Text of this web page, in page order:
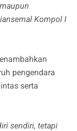
Kompol I
pengendara
serta
sendiri, tetapi